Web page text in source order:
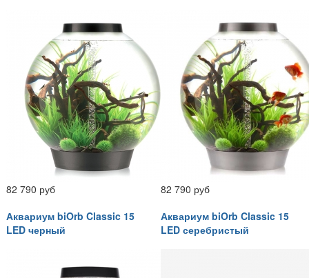
82 790 руб
82 790 руб
Аквариум biOrb Classic 15
LED черный
Аквариум biOrb Classic 15
LED серебристый